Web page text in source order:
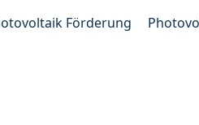
Förderung